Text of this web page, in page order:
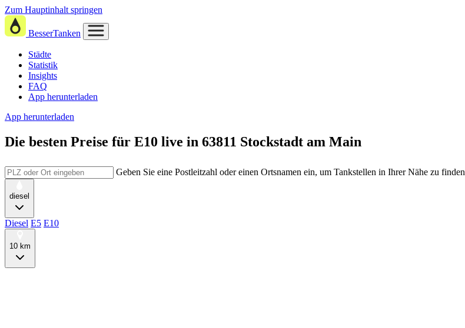
Zum Hauptinhalt springen
BesserTanken
Städte
Statistik
Insights
FAQ
App herunterladen
App herunterladen
Die besten Preise für E10 live in 63811 Stockstadt am Main
Geben Sie eine Postleitzahl oder einen Ortsnamen ein, um Tankstellen in Ihrer Nähe zu finden
diesel
Diesel E5 E10
10 km